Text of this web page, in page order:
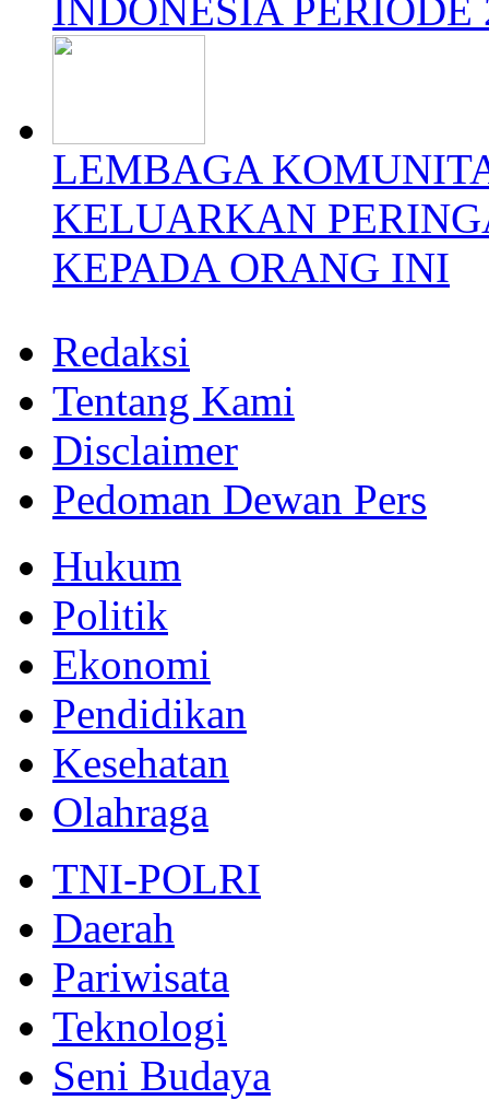
INDONESIA PERIODE
LEMBAGA
KELUARKAN
KEPADA ORANG INI
Redaksi
Tentang Kami
Disclaimer
Pedoman Dewan Pers
Hukum
Politik
Ekonomi
Pendidikan
Kesehatan
Olahraga
TNI-POLRI
Daerah
Pariwisata
Teknologi
Seni Budaya